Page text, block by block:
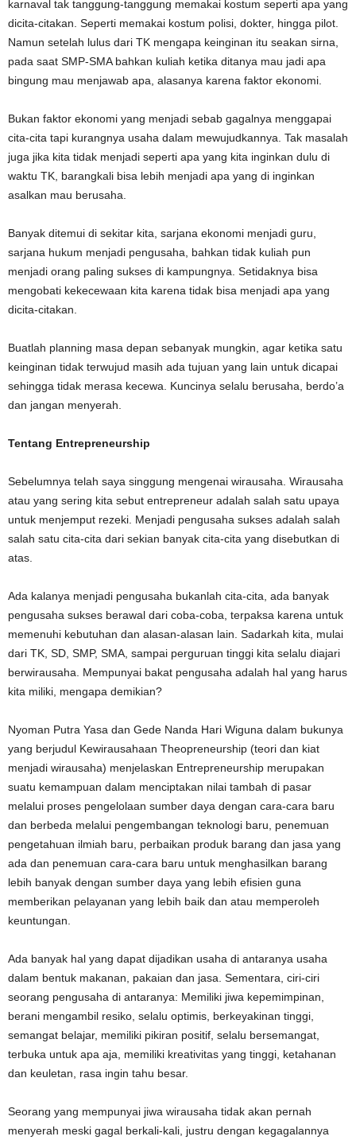
karnaval tak tanggung-tanggung memakai kostum seperti apa yang
dicita-citakan. Seperti memakai kostum polisi, dokter, hingga pilot.
Namun setelah lulus dari TK mengapa keinginan itu seakan sirna,
pada saat SMP-SMA bahkan kuliah ketika ditanya mau jadi apa
bingung mau menjawab apa, alasanya karena faktor ekonomi.
Bukan faktor ekonomi yang menjadi sebab gagalnya menggapai
cita-cita tapi kurangnya usaha dalam mewujudkannya. Tak masalah
juga jika kita tidak menjadi seperti apa yang kita inginkan dulu di
waktu TK, barangkali bisa lebih menjadi apa yang di inginkan
asalkan mau berusaha.
Banyak ditemui di sekitar kita, sarjana ekonomi menjadi guru,
sarjana hukum menjadi pengusaha, bahkan tidak kuliah pun
menjadi orang paling sukses di kampungnya. Setidaknya bisa
mengobati kekecewaan kita karena tidak bisa menjadi apa yang
dicita-citakan.
Buatlah planning masa depan sebanyak mungkin, agar ketika satu
keinginan tidak terwujud masih ada tujuan yang lain untuk dicapai
sehingga tidak merasa kecewa. Kuncinya selalu berusaha, berdo’a
dan jangan menyerah.
Tentang Entrepreneurship
Sebelumnya telah saya singgung mengenai wirausaha. Wirausaha
atau yang sering kita sebut entrepreneur adalah salah satu upaya
untuk menjemput rezeki. Menjadi pengusaha sukses adalah salah
salah satu cita-cita dari sekian banyak cita-cita yang disebutkan di
atas.
Ada kalanya menjadi pengusaha bukanlah cita-cita, ada banyak
pengusaha sukses berawal dari coba-coba, terpaksa karena untuk
memenuhi kebutuhan dan alasan-alasan lain. Sadarkah kita, mulai
dari TK, SD, SMP, SMA, sampai perguruan tinggi kita selalu diajari
berwirausaha. Mempunyai bakat pengusaha adalah hal yang harus
kita miliki, mengapa demikian?
Nyoman Putra Yasa dan Gede Nanda Hari Wiguna dalam bukunya
yang berjudul Kewirausahaan Theopreneurship (teori dan kiat
menjadi wirausaha) menjelaskan Entrepreneurship merupakan
suatu kemampuan dalam menciptakan nilai tambah di pasar
melalui proses pengelolaan sumber daya dengan cara-cara baru
dan berbeda melalui pengembangan teknologi baru, penemuan
pengetahuan ilmiah baru, perbaikan produk barang dan jasa yang
ada dan penemuan cara-cara baru untuk menghasilkan barang
lebih banyak dengan sumber daya yang lebih efisien guna
memberikan pelayanan yang lebih baik dan atau memperoleh
keuntungan.
Ada banyak hal yang dapat dijadikan usaha di antaranya usaha
dalam bentuk makanan, pakaian dan jasa. Sementara, ciri-ciri
seorang pengusaha di antaranya: Memiliki jiwa kepemimpinan,
berani mengambil resiko, selalu optimis, berkeyakinan tinggi,
semangat belajar, memiliki pikiran positif, selalu bersemangat,
terbuka untuk apa aja, memiliki kreativitas yang tinggi, ketahanan
dan keuletan, rasa ingin tahu besar.
Seorang yang mempunyai jiwa wirausaha tidak akan pernah
menyerah meski gagal berkali-kali, justru dengan kegagalannya